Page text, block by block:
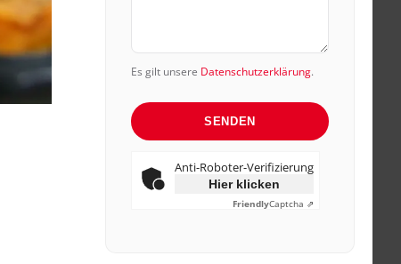
Es gilt unsere Datenschutzerklärung.
SENDEN
Anti-Roboter-Verifizierung
Hier klicken
FriendlyCaptcha ⇗